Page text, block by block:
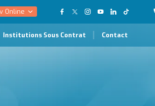
Online
Institutions Sous Contrat Contact